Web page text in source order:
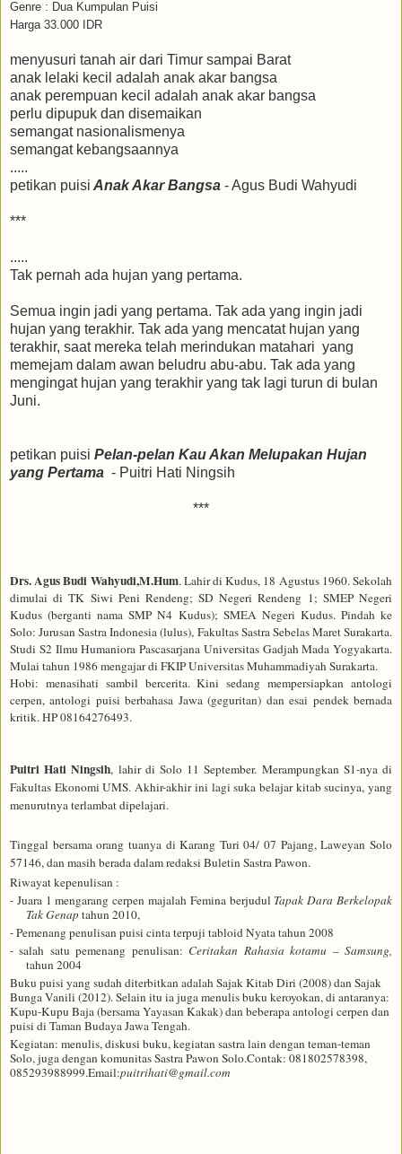
Genre : Dua Kumpulan Puisi
Harga 33.000 IDR
menyusuri tanah air dari Timur sampai Barat
anak lelaki kecil adalah anak akar bangsa
anak perempuan kecil adalah anak akar bangsa
perlu dipupuk dan disemaikan
semangat nasionalismenya
semangat kebangsaannya
.....
petikan puisi Anak Akar Bangsa - Agus Budi Wahyudi
***
.....
Tak pernah ada hujan yang pertama.
Semua ingin jadi yang pertama. Tak ada yang ingin jadi
hujan yang terakhir. Tak ada yang mencatat hujan yang
terakhir, saat mereka telah merindukan matahari yang
memejam dalam awan beludru abu-abu. Tak ada yang
mengingat hujan yang terakhir yang tak lagi turun di bulan
Juni.
petikan puisi Pelan-pelan Kau Akan Melupakan Hujan
yang Pertama - Puitri Hati Ningsih
***
Drs. Agus Budi Wahyudi,M.Hum. Lahir di Kudus, 18 Agustus 1960. Sekolah
dimulai di TK Siwi Peni Rendeng; SD Negeri Rendeng 1; SMEP Negeri
Kudus (berganti nama SMP N4 Kudus); SMEA Negeri Kudus. Pindah ke
Solo: Jurusan Sastra Indonesia (lulus), Fakultas Sastra Sebelas Maret Surakarta.
Studi S2 Ilmu Humaniora Pascasarjana Universitas Gadjah Mada Yogyakarta.
Mulai tahun 1986 mengajar di FKIP Universitas Muhammadiyah Surakarta.
Hobi: menasihati sambil bercerita. Kini sedang mempersiapkan antologi
cerpen, antologi puisi berbahasa Jawa (geguritan) dan esai pendek bernada
kritik. HP 08164276493.
Puitri Hati Ningsih, lahir di Solo 11 September. Merampungkan S1-nya di
Fakultas Ekonomi UMS. Akhir-akhir ini lagisuka belajar kitab sucinya, yang
menurutnya terlambat dipelajari.
Tinggal bersama orang tuanya di Karang Turi 04/ 07 Pajang, Laweyan Solo
57146, dan masih berada dalam redaksi Buletin SastraPawon.
Riwayat kepenulisan :
- Juara 1 mengarang cerpen majalah Femina berjudul Tapak DaraBerkelopak
Tak Genaptahun 2010,
- Pemenang penulisan puisi cinta terpuji tabloid Nyatatahun2008
- salah satu pemenang penulisan: Ceritakan Rahasia kotamu –Samsung,
tahun2004
Buku puisi yang sudah diterbitkan adalah Sajak Kitab Diri (2008) dan Sajak
Bunga Vanili (2012). Selain itu ia juga menulis buku keroyokan, di antaranya:
Kupu-Kupu Baja (bersama Yayasan Kakak) dan beberapa antologi cerpen dan
puisi di Taman Budaya Jawa Tengah.
Kegiatan: menulis, diskusi buku, kegiatan sastra lain dengan teman-teman
Solo, juga dengan komunitasSastra Pawon Solo.Contak: 081802578398,
085293988999.Email:puitrihati@gmail.com